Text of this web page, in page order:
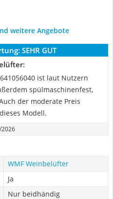
weitere Angebote
SEHR GUT
ist laut Nutzern
spülmaschinenfest,
der moderate Preis
Modell.
WMF Weinbelüfter
Ja
Nur beidhändig